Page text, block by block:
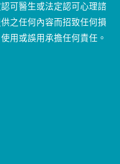
可醫生或法定認可心理諮
之任何內容而招致任何損
用或誤用承擔任何責任。